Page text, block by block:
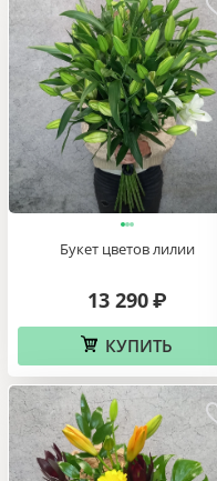
Букет цветов лилии
13 290 ₽
КУПИТЬ